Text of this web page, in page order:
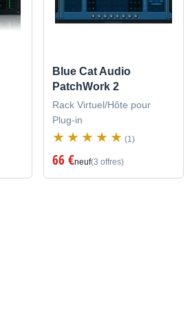
Blue Cat Audio
PatchWork 2
Rack Virtuel/Hôte pour
Plug-in
(1)
66 €neuf(3 offres)